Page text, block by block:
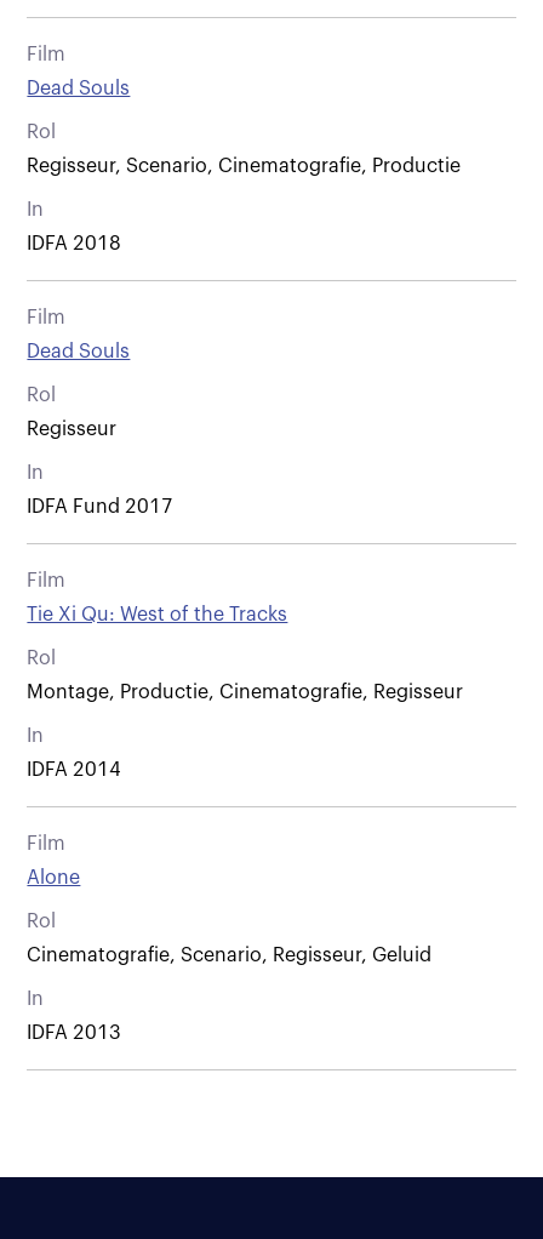
Film
Dead Souls
Rol
Regisseur, Scenario, Cinematografie, Productie
In
IDFA 2018
Film
Dead Souls
Rol
Regisseur
In
IDFA Fund 2017
Film
Tie Xi Qu: West of the Tracks
Rol
Montage, Productie, Cinematografie, Regisseur
In
IDFA 2014
Film
Alone
Rol
Cinematografie, Scenario, Regisseur, Geluid
In
IDFA 2013